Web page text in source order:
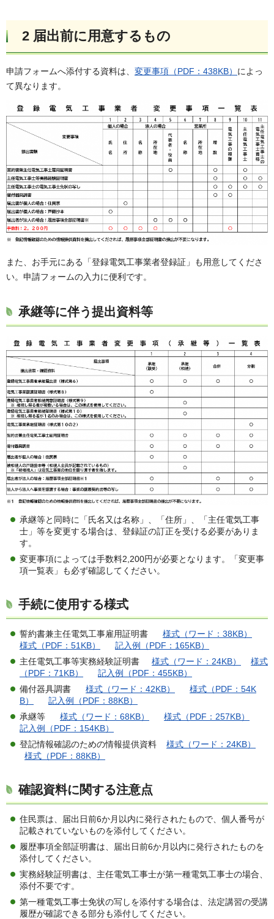
2 届出前に用意するもの
申請フォームへ添付する資料は、 変更事項（PDF：438KB） によっ
て異なります。
また、お手元にある「登録電気工事業者登録証」も用意してくださ
い。申請フォームの入力に便利です。
承継等に伴う提出資料等
承継等と同時に「氏名又は名称」、「住所」、「主任電気工事
士」等を変更する場合は、登録証の訂正を受ける必要がありま
す。
変更事項によっては手数料2,200円が必要となります。「変更事
項一覧表」も必ず確認してください。
手続に使用する様式
誓約書兼主任電気工事雇用証明書 様式（ワード：38KB）
様式（PDF：51KB）
記入例（PDF：165KB）
主任電気工事等実務経験証明書 様式（ワード：24KB）
様式
（PDF：71KB）
記入例（PDF：455KB）
備付器具調書 様式（ワード：42KB）
様式（PDF：54K
B）
記入例（PDF：88KB）
承継等 様式（ワード：68KB）
様式（PDF：257KB）
記入例（PDF：154KB）
登記情報確認のための情報提供資料 様式（ワード：24KB）
様式（PDF：88KB）
確認資料に関する注意点
住民票は、届出日前6か月以内に発行されたもので、個人番号が
記載されていないものを添付してください。
履歴事項全部証明書は、届出日前6か月以内に発行されたものを
添付してください。
実務経験証明書は、主任電気工事士が第一種電気工事士の場合、
添付不要です。
第一種電気工事士免状の写しを添付する場合は、法定講習の受講
履歴が確認できる部分も添付してください。